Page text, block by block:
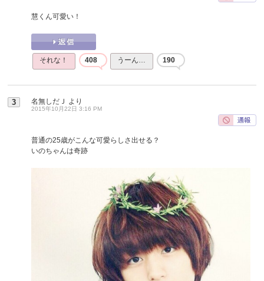
慧くん可愛い！
それな！ 408 うーん… 190
3 名無しだＪ より
2015年10月22日 3:16 PM
普通の25歳がこんな可愛らしさ出せる？
いのちゃんは奇跡